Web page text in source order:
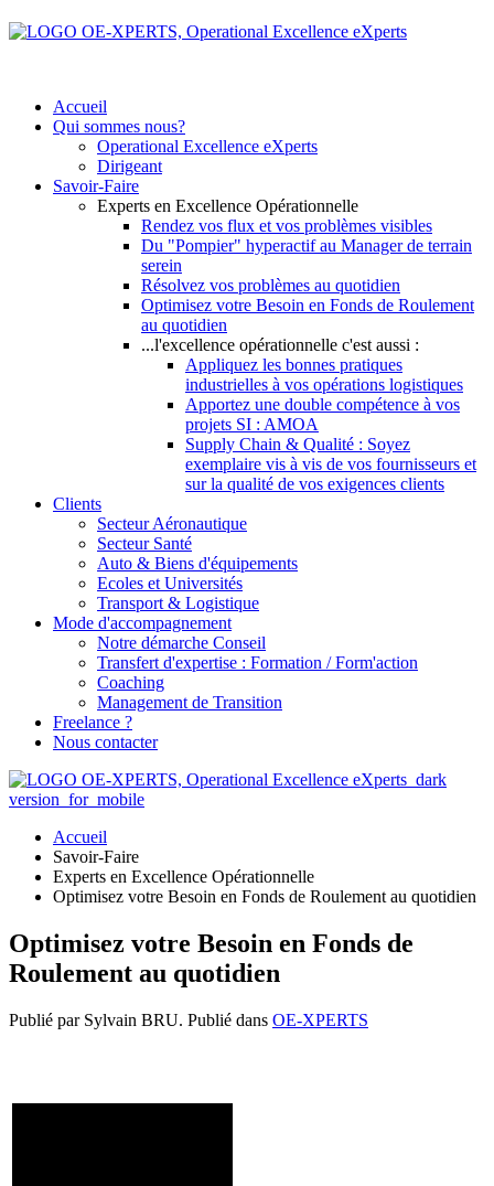
Accueil
Qui sommes nous?
Operational Excellence eXperts
Dirigeant
Savoir-Faire
Experts en Excellence Opérationnelle
Rendez vos flux et vos problèmes visibles
Du "Pompier" hyperactif au Manager de terrain
serein
Résolvez vos problèmes au quotidien
Optimisez votre Besoin en Fonds de Roulement
au quotidien
...l'excellence opérationnelle c'est aussi :
Appliquez les bonnes pratiques
industrielles à vos opérations logistiques
Apportez une double compétence à vos
projets SI : AMOA
Supply Chain & Qualité : Soyez
exemplaire vis à vis de vos fournisseurs et
sur la qualité de vos exigences clients
Clients
Secteur Aéronautique
Secteur Santé
Auto & Biens d'équipements
Ecoles et Universités
Transport & Logistique
Mode d'accompagnement
Notre démarche Conseil
Transfert d'expertise : Formation / Form'action
Coaching
Management de Transition
Freelance ?
Nous contacter
Accueil
Savoir-Faire
Experts en Excellence Opérationnelle
Optimisez votre Besoin en Fonds de Roulement au quotidien
Optimisez votre Besoin en Fonds de
Roulement au quotidien
Publié par Sylvain BRU. Publié dans OE-XPERTS